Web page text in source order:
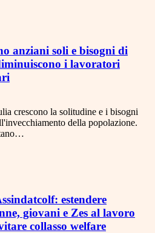
anziani soli e bisogni di
i lavoratori
crescono la solitudine e i bisogni
della popolazione.
estendere
giovani e Zes al lavoro
collasso welfare